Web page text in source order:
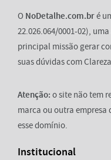
O NoDetalhe.com.bré
22.026.064/0001-02),
principal missão gerar
suas dúvidas com
Atenção: o site não tem
marca ou outra
esse domínio.
Institucional